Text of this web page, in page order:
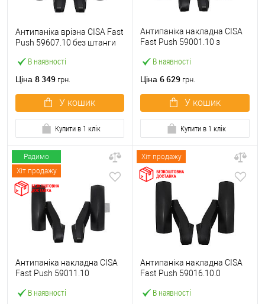
В наявності
Антипаніка врізна CISA Fast
Push 59607.10 без штанги
Ціна 8 349 грн.
У кошик
Купити в 1 клік
В наявності
Антипаніка накладна CISA
Fast Push 59001.10 з
Ціна 6 629 грн.
У кошик
Купити в 1 клік
Радимо
Хіт продажу
В наявності
Антипаніка накладна CISA
Fast Push 59011.10
штанги
Хіт продажу
В наявності
Антипаніка накладна CISA
Fast Push 59016.10.0
штанги